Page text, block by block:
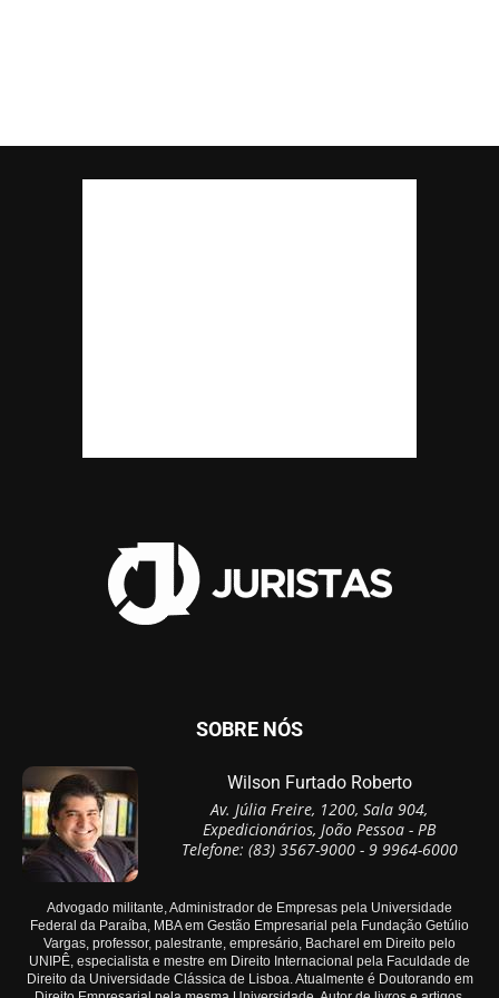
SOBRE NÓS
Wilson Furtado Roberto
Av. Júlia Freire, 1200, Sala 904,
Expedicionários, João Pessoa - PB
Telefone: (83) 3567-9000 - 9 9964-6000
Advogado militante, Administrador de Empresas pela Universidade
Federal da Paraíba, MBA em Gestão Empresarial pela Fundação Getúlio
Vargas, professor, palestrante, empresário, Bacharel em Direito pelo
UNIPÊ, especialista e mestre em Direito Internacional pela Faculdade de
Direito da Universidade Clássica de Lisboa. Atualmente é Doutorando em